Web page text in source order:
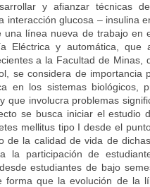
y afianzar técnicas
interacción glucosa – insulina
línea nueva de trabajo en
Eléctrica y automática, que
a la Facultad de Minas,
se considera de importancia
en los sistemas biológicos,
que involucra problemas
se busca iniciar el estudio
mellitus tipo I desde el
de la calidad de vida de
la participación de
estudiantes de bajo
forma que la evolución de la